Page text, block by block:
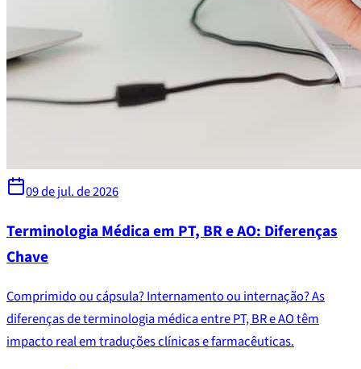
09 de jul. de 2026
Terminologia Médica em PT, BR e AO: Diferenças
Chave
Comprimido ou cápsula? Internamento ou internação? As
diferenças de terminologia médica entre PT, BR e AO têm
impacto real em traduções clínicas e farmacêuticas.